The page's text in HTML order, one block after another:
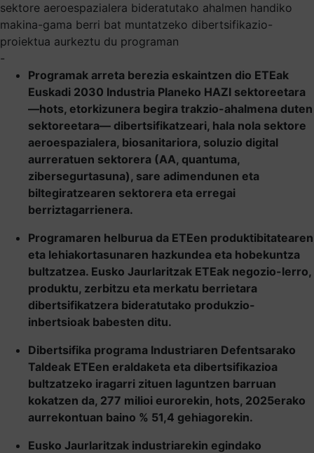
sektore aeroespazialera bideratutako ahalmen handiko
makina-gama berri bat muntatzeko dibertsifikazio-
proiektua aurkeztu du programan
-
Programak arreta berezia eskaintzen dio ETEak
Euskadi 2030 Industria Planeko HAZI sektoreetara
—hots, etorkizunera begira trakzio-ahalmena duten
sektoreetara— dibertsifikatzeari, hala nola sektore
aeroespazialera, biosanitariora, soluzio digital
aurreratuen sektorera (AA, quantuma,
zibersegurtasuna), sare adimendunen eta
biltegiratzearen sektorera eta erregai
berriztagarrienera.
Programaren helburua da ETEen produktibitatearen
eta lehiakortasunaren hazkundea eta hobekuntza
bultzatzea. Eusko Jaurlaritzak ETEak negozio-lerro,
produktu, zerbitzu eta merkatu berrietara
dibertsifikatzera bideratutako produkzio-
inbertsioak babesten ditu.
Dibertsifika programa Industriaren Defentsarako
Taldeak ETEen eraldaketa eta dibertsifikazioa
bultzatzeko iragarri zituen laguntzen barruan
kokatzen da, 277 milioi eurorekin, hots, 2025erako
aurrekontuan baino % 51,4 gehiagorekin.
Eusko Jaurlaritzak industriarekin egindako